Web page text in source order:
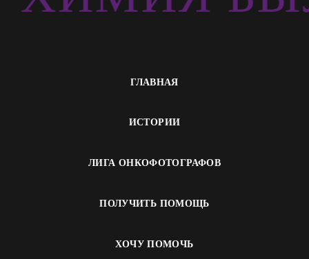
ГЛАВНАЯ
ИСТОРИИ
ЛИГА ОНКОФОТОГРАФОВ
ПОЛУЧИТЬ ПОМОЩЬ
ХОЧУ ПОМОЧЬ